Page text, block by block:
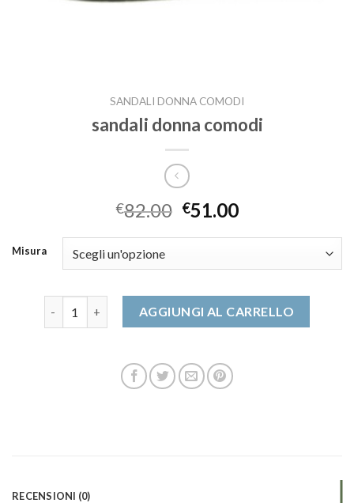
SANDALI DONNA COMODI
sandali donna comodi
€82.00 €51.00
Misura
sandali donna comodi quantitàAGGIUNGI AL CARRELLO
RECENSIONI (0)